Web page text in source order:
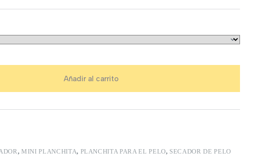
Añadir al carrito
,MINI PLANCHITA, PLANCHITA PARA EL PELO, SECADOR DE PELO